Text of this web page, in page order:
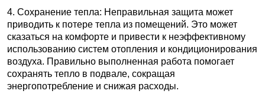
4. Сохранение тепла: Неправильная защита может
приводить к потере тепла из помещений. Это может
сказаться на комфорте и привести к неэффективному
использованию систем отопления и кондиционирования
воздуха. Правильно выполненная работа помогает
сохранять тепло в подвале, сокращая
энергопотребление и снижая расходы.